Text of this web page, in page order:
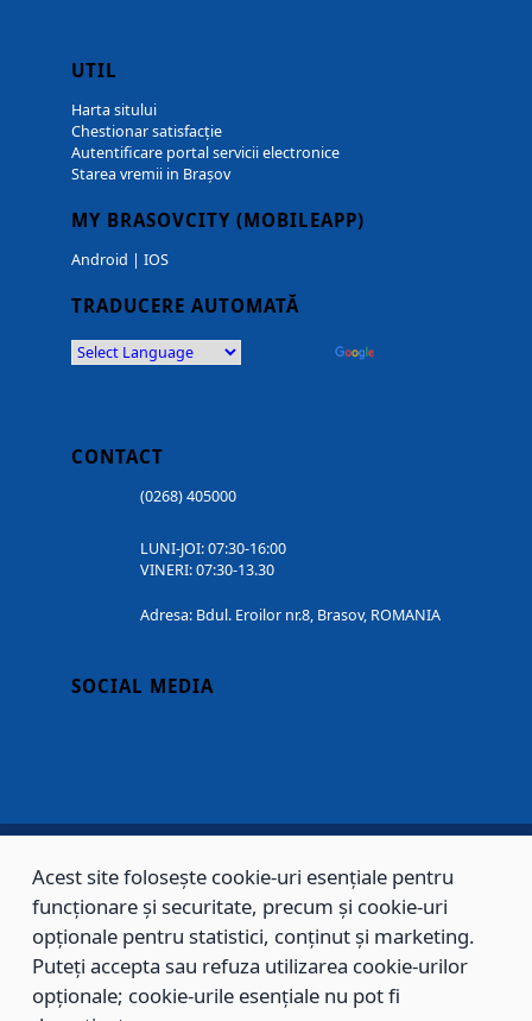
UTIL
Harta sitului
Chestionar satisfacție
Autentificare portal servicii electronice
Starea vremii in Brașov
MY BRASOVCITY (MOBILEAPP)
Android | IOS
TRADUCERE AUTOMATĂ
CONTACT
(0268) 405000
LUNI-JOI: 07:30-16:00
VINERI: 07:30-13.30
Adresa: Bdul. Eroilor nr.8, Brasov, ROMANIA
SOCIAL MEDIA
Copyright © 2002 - 2026 - PRIMĂRIA MUNICIPIULUI BRAȘOV, toate drepturile
rezervate.
Sitemap Contact
Acest site folosește cookie-uri esențiale pentru
funcționare și securitate, precum și cookie-uri
opționale pentru statistici, conținut și marketing.
Puteți accepta sau refuza utilizarea cookie-urilor
opționale; cookie-urile esențiale nu pot fi